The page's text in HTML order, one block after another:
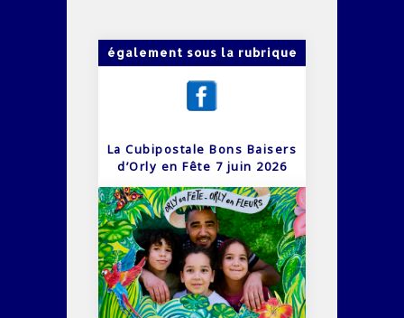
également sous la rubrique
La Cubipostale Bons Baisers
d’Orly en Fête 7 juin 2026